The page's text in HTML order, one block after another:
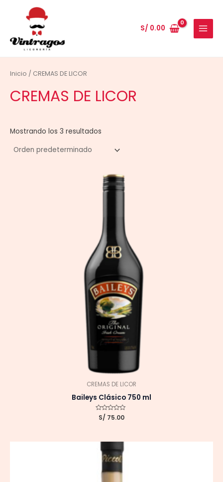
contenido
S/ 0.00
MAIN
MENU
Inicio / CREMAS DE LICOR
CREMAS DE LICOR
Mostrando los 3 resultados
CREMAS DE LICOR
Baileys Clásico 750 ml
Valorado
con
S/ 75.00